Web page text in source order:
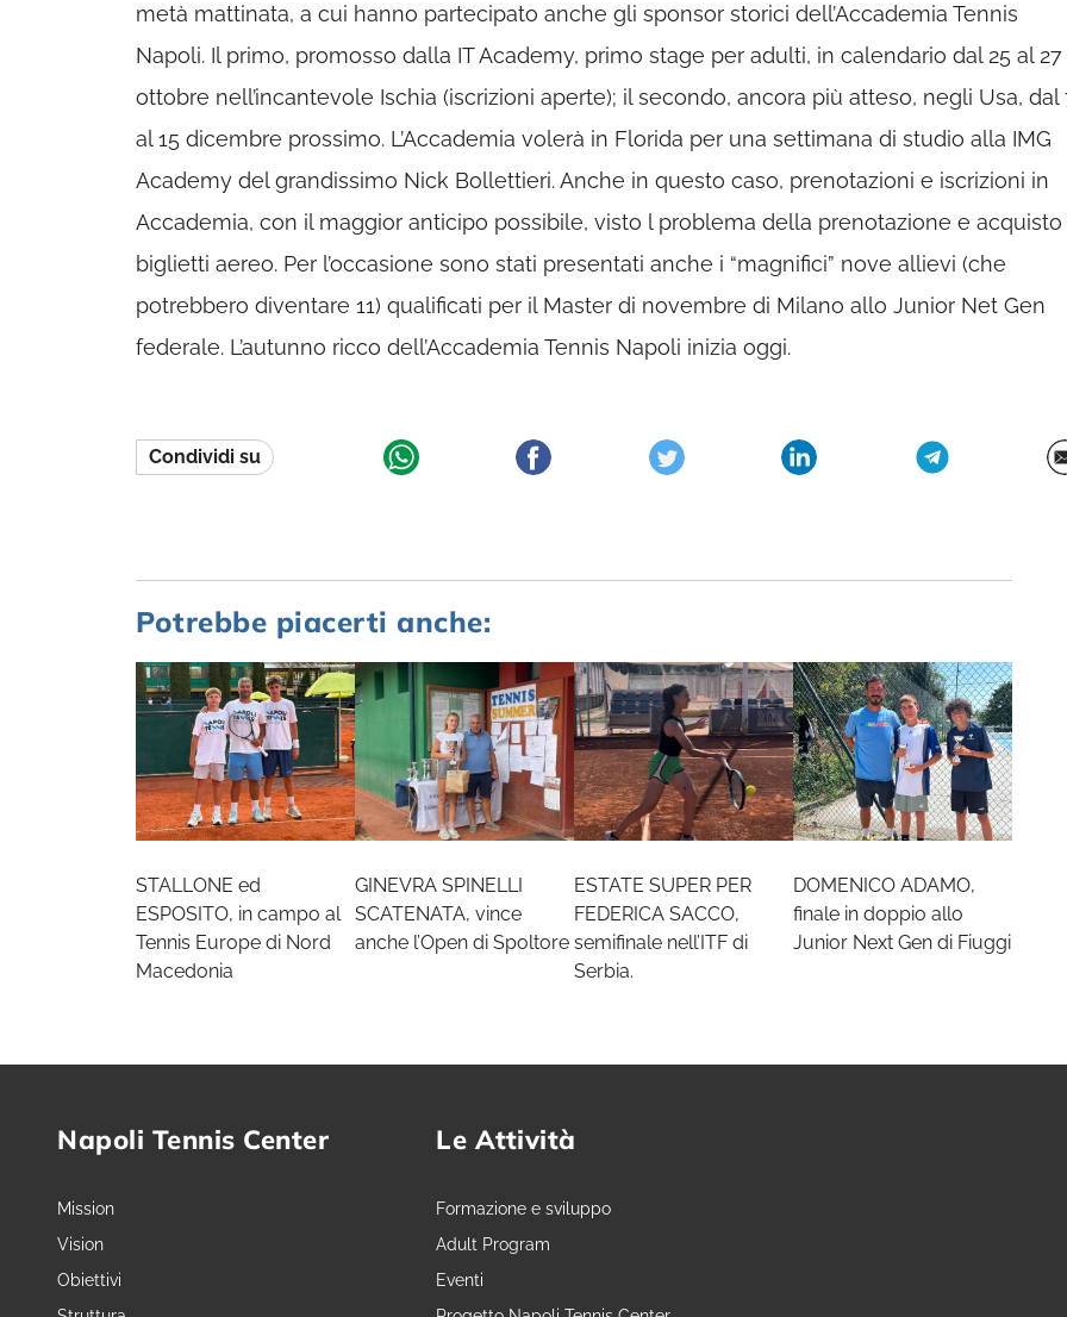
metà mattinata, a cui hanno partecipato anche gli sponsor storici dell’Accademia Tennis
Napoli. Il primo, promosso dalla IT Academy, primo stage per adulti, in calendario dal 25 al 27
ottobre nell’incantevole Ischia (iscrizioni aperte); il secondo, ancora più atteso, negli Usa, dal
al 15 dicembre prossimo. L’Accademia volerà in Florida per una settimana di studio alla IMG
Academy del grandissimo Nick Bollettieri. Anche in questo caso, prenotazioni e iscrizioni in
Accademia, con il maggior anticipo possibile, visto l problema della prenotazione e acquisto
biglietti aereo. Per l’occasione sono stati presentati anche i “magnifici” nove allievi (che
potrebbero diventare 11) qualificati per il Master di novembre di Milano allo Junior Net Gen
federale. L’autunno ricco dell’Accademia Tennis Napoli inizia oggi.
Condividi su
Potrebbe piacerti anche:
STALLONE ed
ESPOSITO, in campo al
Tennis Europe di Nord
Macedonia
GINEVRA SPINELLI
SCATENATA, vince
anche l’Open di Spoltore
ESTATE SUPER PER
FEDERICA SACCO,
semifinale nell’ITF di
Serbia.
DOMENICO ADAMO,
finale in doppio allo
Junior Next Gen di Fiuggi
Napoli Tennis Center
Mission
Vision
Obiettivi
Le Attività
Formazione e sviluppo
Adult Program
Eventi